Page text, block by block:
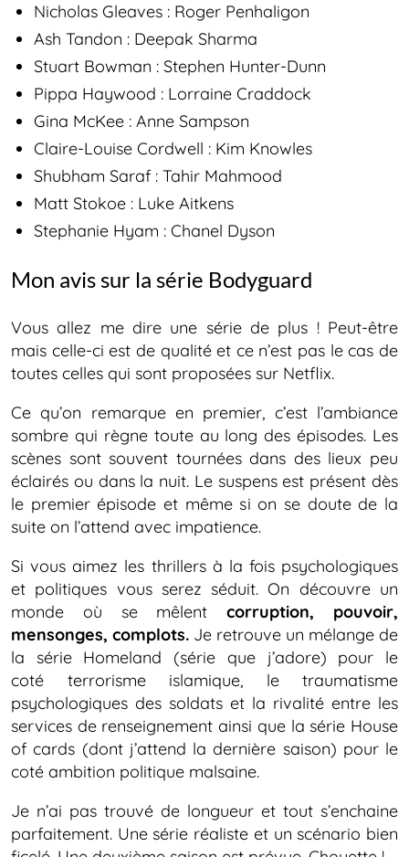
Nicholas Gleaves : Roger Penhaligon
Ash Tandon : Deepak Sharma
Stuart Bowman : Stephen Hunter-Dunn
Pippa Haywood : Lorraine Craddock
Gina McKee : Anne Sampson
Claire-Louise Cordwell : Kim Knowles
Shubham Saraf : Tahir Mahmood
Matt Stokoe : Luke Aitkens
Stephanie Hyam : Chanel Dyson
Mon avis sur la série Bodyguard
Vous allez me dire une série de plus ! Peut-être
mais celle-ci est de qualité et ce n’est pas le cas de
toutes celles qui sont proposées sur Netflix.
Ce qu’on remarque en premier, c’est l’ambiance
sombre qui règne toute au long des épisodes. Les
scènes sont souvent tournées dans des lieux peu
éclairés ou dans la nuit. Le suspens est présent dès
le premier épisode et même si on se doute de la
suite on l’attend avec impatience.
Si vous aimez les thrillers à la fois psychologiques
et politiques vous serez séduit. On découvre un
monde où se mêlentcorruption, pouvoir,
mensonges, complots. Je retrouve un mélange de
la série Homeland (série que j’adore) pour le
coté terrorisme islamique, le traumatisme
psychologiques des soldats et la rivalité entre les
services de renseignement ainsi que la série House
of cards (dont j’attend la dernière saison) pour le
coté ambition politique malsaine.
Je n’ai pas trouvé de longueur et tout s’enchaine
parfaitement. Une série réaliste et un scénario bien